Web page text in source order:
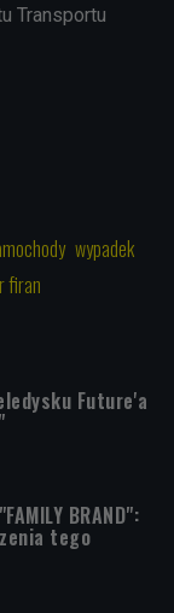
Transportu
wypadek
firan
Future'a
BRAND":
tego